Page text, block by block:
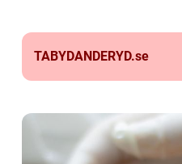
TABYDANDERYD.se